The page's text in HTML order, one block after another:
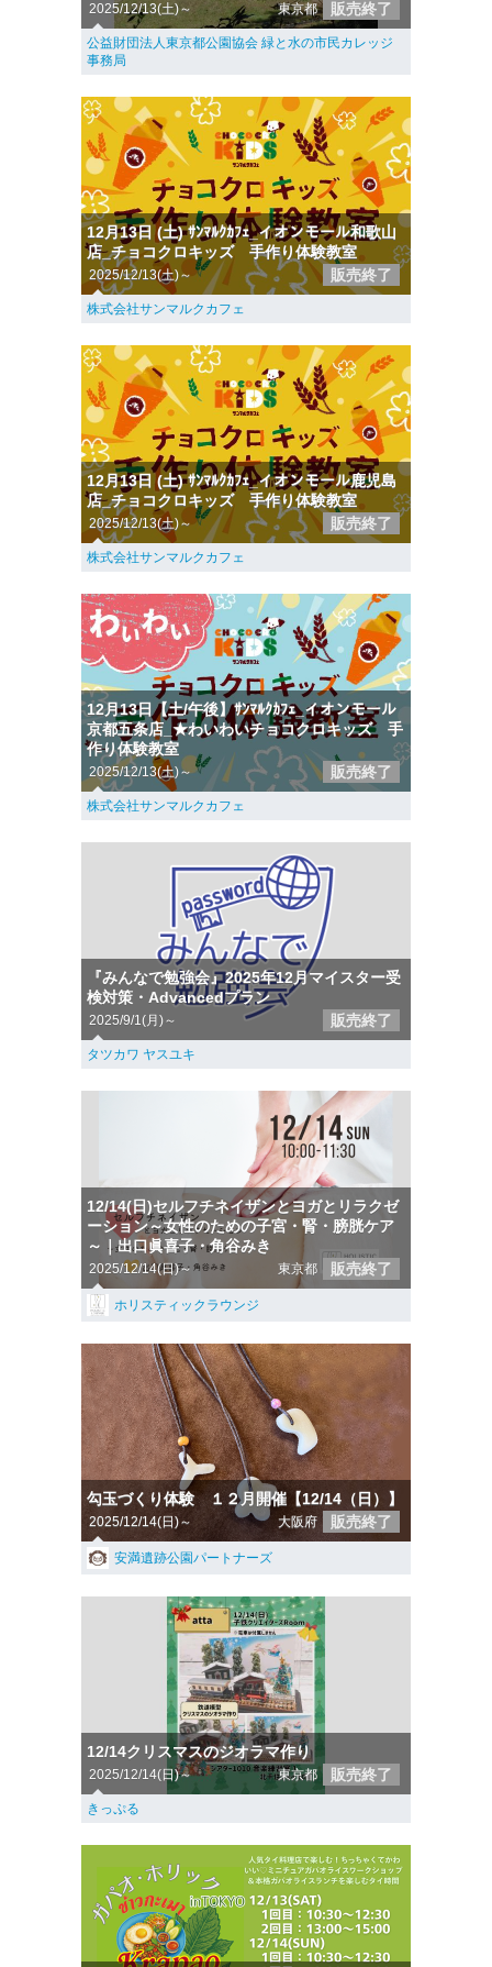
2025/12/13(土)～ 東京都 販売終了
公益財団法人東京都公園協会 緑と水の市民カレッジ
事務局
12月13日 (土) ｻﾝﾏﾙｸｶﾌｪ_イオンモール和歌山
店_チョコクロキッズ 手作り体験教室
2025/12/13(土)～ 販売終了
株式会社サンマルクカフェ
12月13日 (土) ｻﾝﾏﾙｸｶﾌｪ_イオンモール鹿児島
店_チョコクロキッズ 手作り体験教室
2025/12/13(土)～ 販売終了
株式会社サンマルクカフェ
12月13日【土/午後】ｻﾝﾏﾙｸｶﾌｪ_イオンモール
京都五条店_★わいわいチョコクロキッズ 手
作り体験教室
2025/12/13(土)～ 販売終了
株式会社サンマルクカフェ
『みんなで勉強会』2025年12月マイスター受
検対策・Advancedプラン
2025/9/1(月)～ 販売終了
タツカワ ヤスユキ
12/14(日)セルフチネイザンとヨガとリラクゼ
ーション～女性のための子宮・腎・膀胱ケア
～｜出口眞喜子・角谷みき
2025/12/14(日)～ 東京都 販売終了
ホリスティックラウンジ
勾玉づくり体験 １２月開催【12/14（日）】
2025/12/14(日)～ 大阪府 販売終了
安満遺跡公園パートナーズ
12/14クリスマスのジオラマ作り
2025/12/14(日)～ 東京都 販売終了
きっぷる